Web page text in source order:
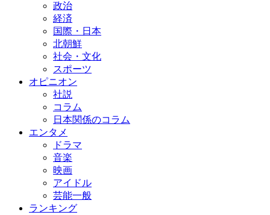
政治
経済
国際・日本
北朝鮮
社会・文化
スポーツ
オピニオン
社説
コラム
日本関係のコラム
エンタメ
ドラマ
音楽
映画
アイドル
芸能一般
ランキング